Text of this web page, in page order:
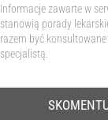
Informacje zawarte w
stanowią porady
razem być
specjalistą.